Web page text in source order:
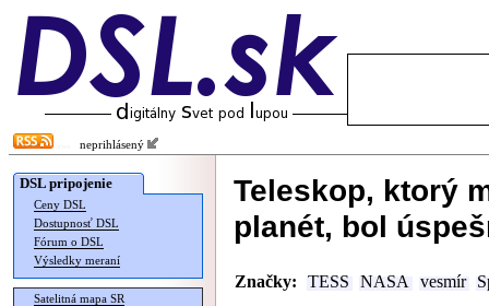
neprihlásený
DSL pripojenie
Ceny DSL
Dostupnosť DSL
Fórum o DSL
Výsledky meraní
Satelitná mapa SR
Teleskop, ktorý
planét, bol
Značky: TESS NASA vesmír